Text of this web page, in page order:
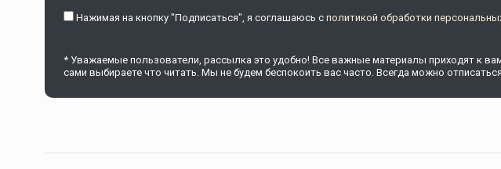
Нажимая на кнопку "Подписаться", я соглашаюсь c политикой обработки
* Уважаемые пользователи, рассылка это удобно! Все важные материалы приходят к
сами выбираете что читать. Мы не будем беспокоить вас часто. Всегда можно